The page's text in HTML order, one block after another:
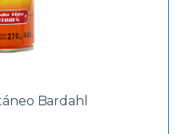
Bardahl